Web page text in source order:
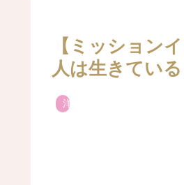
【ミッション
人は生きてい
洋画